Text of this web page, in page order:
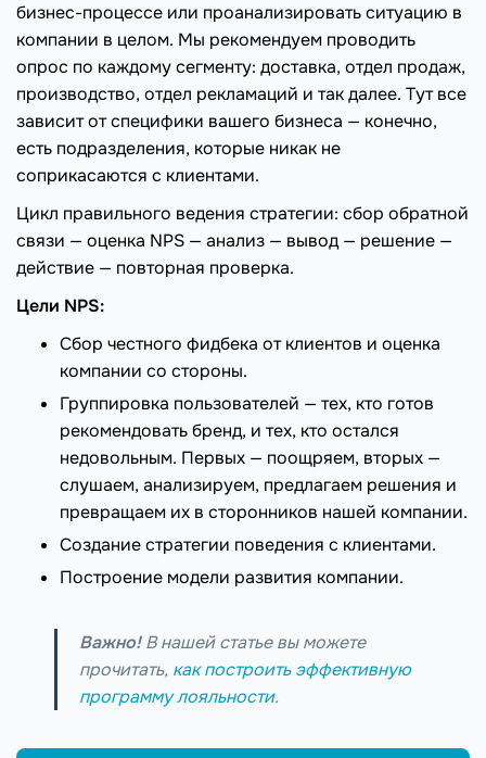
бизнес-процессе или проанализировать ситуацию в
компании в целом. Мы рекомендуем проводить
опрос по каждому сегменту: доставка, отдел продаж,
производство, отдел рекламаций и так далее. Тут все
зависит от специфики вашего бизнеса — конечно,
есть подразделения, которые никак не
соприкасаются с клиентами.
Цикл правильного ведения стратегии: сбор обратной
связи — оценка NPS — анализ — вывод — решение —
действие — повторная проверка.
Цели NPS:
Сбор честного фидбека от клиентов и оценка
компании со стороны.
Группировка пользователей — тех, кто готов
рекомендовать бренд, и тех, кто остался
недовольным. Первых — поощряем, вторых —
слушаем, анализируем, предлагаем решения и
превращаем их в сторонников нашей компании.
Создание стратегии поведения с клиентами.
Построение модели развития компании.
Важно!В нашей статье вы можете
прочитать, как построить эффективную
программу лояльности.